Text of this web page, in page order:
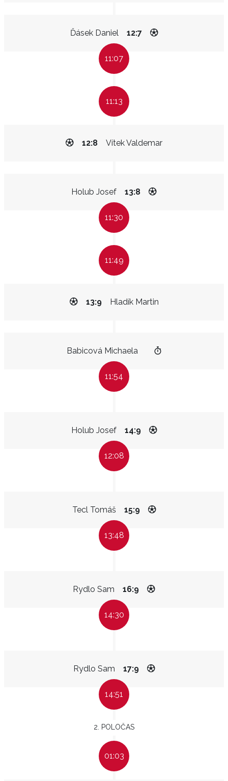
Ďásek Daniel 12:7
11:07
11:13
Vítek Valdemar
12:8
Holub Josef 13:8
11:30
11:49
Hladík Martin
13:9
Babicová Michaela
11:54
Holub Josef 14:9
12:08
Tecl Tomáš 15:9
13:48
Rydlo Sam 16:9
14:30
Rydlo Sam 17:9
14:51
2. POLOČAS
01:03